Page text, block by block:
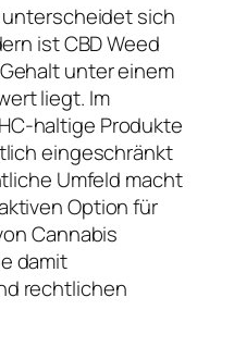
sich
ist CBD Weed
unter einem
liegt. Im
haltige Produkte
eingeschränkt
Umfeld macht
Option für
Cannabis
damit
rechtlichen